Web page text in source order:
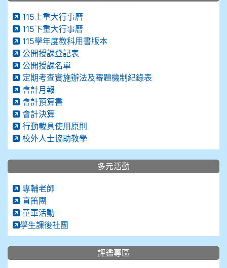
115上重大行事曆
115下重大行事曆
115學年度教科用書版本
公開授課登記表
公開授課名單
定期考查實施辦法及審題機制紀錄表
會計月報
會計預算書
會計決算
行動載具使用原則
校外人士協助教學
多元活動
專輔老師
直笛團
童軍活動
學生課後社團
評鑑專區